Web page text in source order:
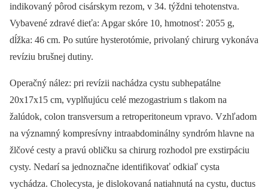
indikovaný pôrod cisárskym rezom, v 34. týždni tehotenstva.
Vybavené zdravé dieťa: Apgar skóre 10, hmotnosť: 2055 g,
dĺžka: 46 cm. Po sutúre hysterotómie, privolaný chirurg vykonáva
revíziu brušnej dutiny.
Operačný nález: pri revízii nachádza cystu subhepatálne
20x17x15 cm, vyplňujúcu celé mezogastrium s tlakom na
žalúdok, colon transversum a retroperitoneum vpravo. Vzhľadom
na významný kompresívny intraabdominálny syndróm hlavne na
žlčové cesty a pravú obličku sa chirurg rozhodol pre exstirpáciu
cysty. Nedarí sa jednoznačne identifikovať odkiaľ cysta
vychádza. Cholecysta, je dislokovaná natiahnutá na cystu, ductus